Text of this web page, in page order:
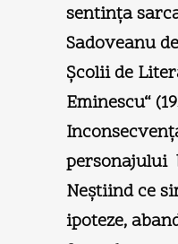
sentinţa
Sadoveanu
Şcolii de
Eminescu“
personajului
Neştiind ce
ipoteze,